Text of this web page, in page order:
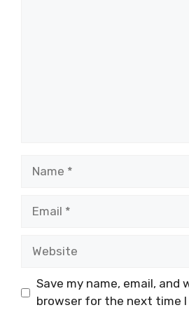
Save my name, email, and
browser for the next time